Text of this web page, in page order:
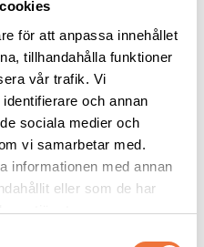
för att anpassa innehållet
tillhandahålla funktioner
vår trafik. Vi
och annan
sociala medier och
vi samarbetar med.
informationen med annan
eller som de har
tjänster.
Artero Focus
Öronskydd i frotté 3-
pack
269 kr